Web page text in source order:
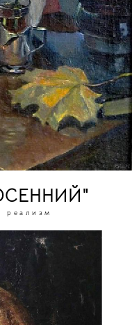
реализм